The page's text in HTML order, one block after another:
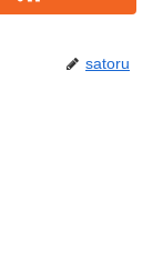
satoru